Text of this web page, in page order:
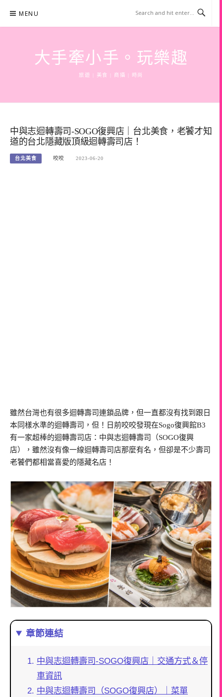
content
MENU
大手牽小手。玩樂趣
旅遊 | 美食 | 商攝 | 時尚
中與志迴轉壽司-SOGO復興店｜台北美食，老饕才知
道的台北隱藏版頂級迴轉壽司店！
台北美食 咬咬 2023-06-20
雖然台灣也有很多迴轉壽司連鎖品牌，但一直都沒有找到跟日
本同樣水準的迴轉壽司，但！日前咬咬發現在Sogo復興館B3
有一家超棒的迴轉壽司店：中與志迴轉壽司（SOGO復興
店），雖然沒有像一線迴轉壽司店那麼有名，但卻是不少壽司
老饕們都相當喜愛的隱藏名店！
章節連結
中與志迴轉壽司-SOGO復興店｜交通方式＆停
車資訊
中與志迴轉壽司（SOGO復興店）｜菜單